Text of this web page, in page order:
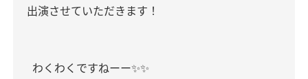
出演させていただきます！
わくわくですねーー✨✨